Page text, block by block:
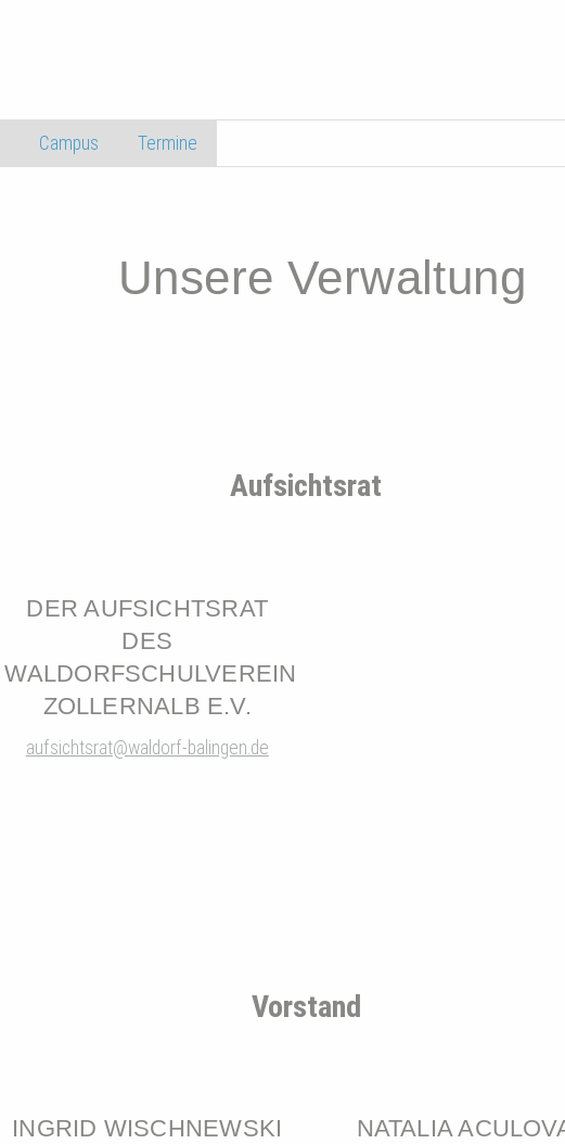
Campus Termine
Unsere Verwaltung
Aufsichtsrat
DER AUFSICHTSRAT
DES
WALDORFSCHULVEREIN
ZOLLERNALB E.V.
aufsichtsrat@waldorf-balingen.de
Vorstand
INGRID WISCHNEWSKI NATALIA